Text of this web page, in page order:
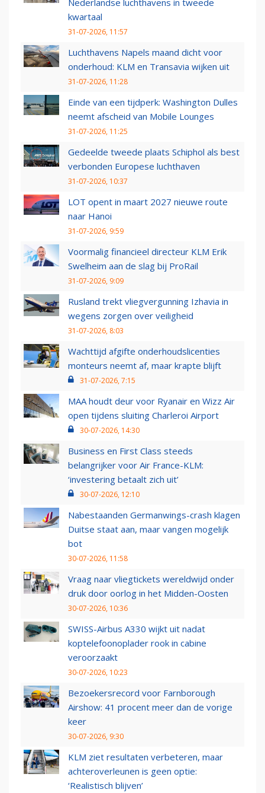
kwartaal
31-07-2026, 11:57
Luchthavens Napels maand dicht voor
onderhoud: KLM en Transavia wijken uit
31-07-2026, 11:28
Einde van een tijdperk: Washington Dulles
neemt afscheid van Mobile Lounges
31-07-2026, 11:25
Gedeelde tweede plaats Schiphol als best
verbonden Europese luchthaven
31-07-2026, 10:37
LOT opent in maart 2027 nieuwe route
naar Hanoi
31-07-2026, 9:59
Voormalig financieel directeur KLM Erik
Swelheim aan de slag bij ProRail
31-07-2026, 9:09
Rusland trekt vliegvergunning Izhavia in
wegens zorgen over veiligheid
31-07-2026, 8:03
Wachttijd afgifte onderhoudslicenties
monteurs neemt af, maar krapte blijft
31-07-2026, 7:15
MAA houdt deur voor Ryanair en Wizz Air
open tijdens sluiting Charleroi Airport
30-07-2026, 14:30
Business en First Class steeds
belangrijker voor Air France-KLM:
‘investering betaalt zich uit’
30-07-2026, 12:10
Nabestaanden Germanwings-crash klagen
Duitse staat aan, maar vangen mogelijk
bot
30-07-2026, 11:58
Vraag naar vliegtickets wereldwijd onder
druk door oorlog in het Midden-Oosten
30-07-2026, 10:36
SWISS-Airbus A330 wijkt uit nadat
koptelefoonoplader rook in cabine
veroorzaakt
30-07-2026, 10:23
Bezoekersrecord voor Farnborough
Airshow: 41 procent meer dan de vorige
keer
30-07-2026, 9:30
KLM ziet resultaten verbeteren, maar
achteroverleunen is geen optie:
‘Realistisch blijven’